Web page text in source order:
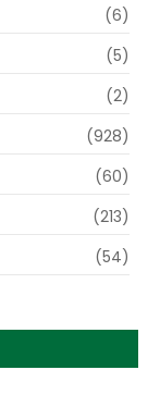
(6)
(5)
(2)
(928)
(60)
(213)
(54)